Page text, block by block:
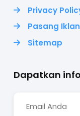
Privacy
Pasang Iklan
Sitemap
Dapatkan